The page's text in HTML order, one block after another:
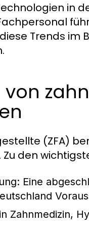
in
Trends im
(ZFA)
den
Eine
Zahnmedizin,